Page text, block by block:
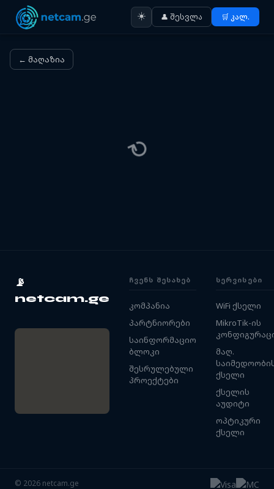
☀️ 👤 შესვლა 🛒 კალ.
← მაღაზია
⟳
📡
netcam.ge
ᲩᲕᲔᲜᲡ ᲨᲔᲡᲐᲮᲔᲑ
კომპანია
პარტნიორები
საინფორმაციო
ბლოკი
შესრულებული
პროექტები
ᲡᲔᲠᲕᲘᲡᲔᲑᲘ
WiFi ქსელი
MikroTik-ის
მაღ.
ქსელი
ქსელის
აუდიტი
ოპტიკური
ქსელი
© 2026 netcam.ge